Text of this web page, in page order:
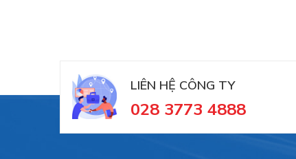
TYPE SERIES CI4340
TYPE SERIES CI4300
LIÊN HỆ CÔNG TY
028 3773 4888